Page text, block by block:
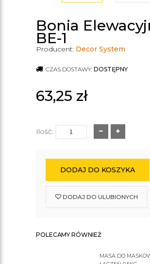
Bonia
BE-1
Producent: Decor System
CZAS DOSTAWY: DOSTĘPNY
63,25 zł
Ilość:
DODAJ DO KOSZYKA
DODAJ DO ULUBIONYCH
POLECAMY RÓWNIEŻ
MASA DO